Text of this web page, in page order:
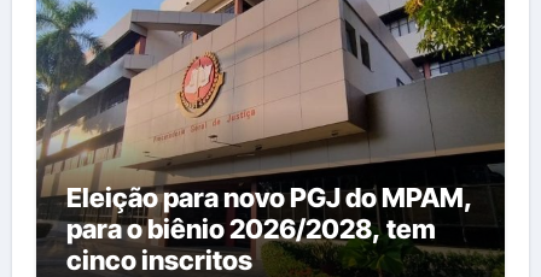
Eleição para novo PGJ do MPAM,
para o biênio 2026/2028, tem
cinco inscritos